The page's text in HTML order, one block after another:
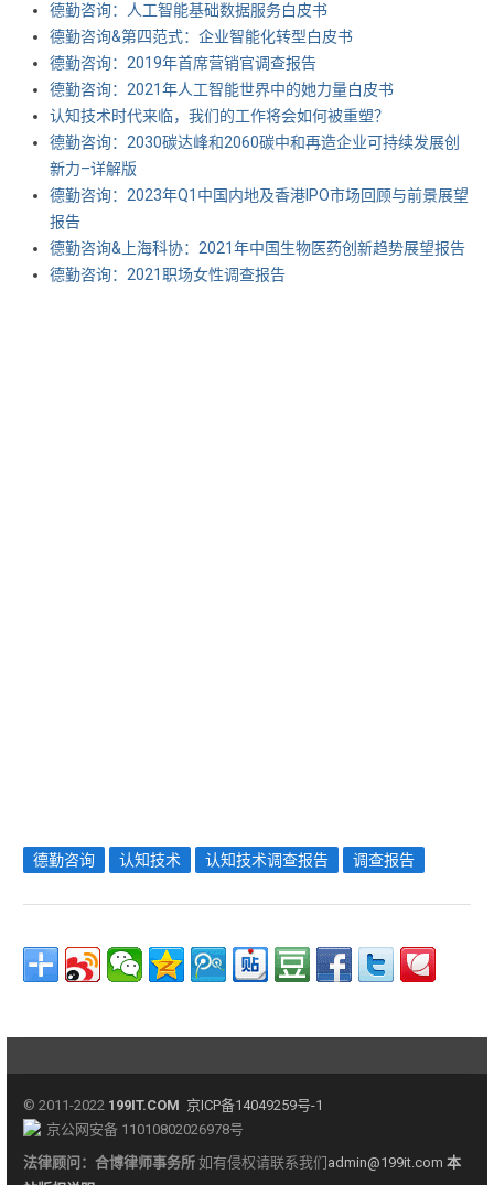
德勤咨询：人工智能基础数据服务白皮书
德勤咨询&第四范式：企业智能化转型白皮书
德勤咨询：2019年首席营销官调查报告
德勤咨询：2021年人工智能世界中的她力量白皮书
认知技术时代来临，我们的工作将会如何被重塑？
德勤咨询：2030碳达峰和2060碳中和再造企业可持续发展创
新力–详解版
德勤咨询：2023年Q1中国内地及香港IPO市场回顾与前景展望
报告
德勤咨询&上海科协：2021年中国生物医药创新趋势展望报告
德勤咨询：2021职场女性调查报告
德勤咨询 认知技术 认知技术调查报告 调查报告
© 2011-2022 199IT.COM 京ICP备14049259号-1
京公网安备 11010802026978号
法律顾问： 合博律师事务所 如有侵权请联系我们 admin@199it.com 本